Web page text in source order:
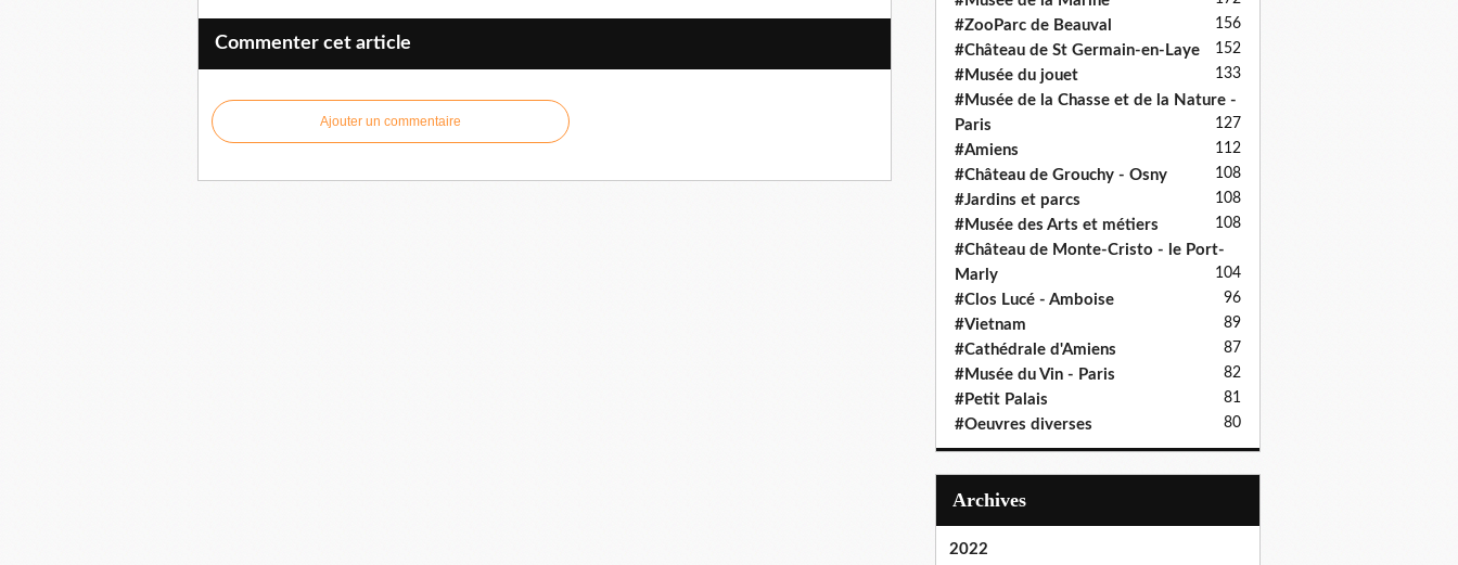
Commenter cet article
Ajouter un commentaire
#ZooParc de Beauval 156
#Château de St Germain-en-Laye 152
#Musée du jouet 133
#Musée de la Chasse et de la Nature -
Paris
127
#Amiens 112
#Château de Grouchy - Osny 108
#Jardins et parcs 108
#Musée des Arts et métiers 108
#Château de Monte-Cristo - le Port-
Marly
104
#Clos Lucé - Amboise 96
#Vietnam 89
#Cathédrale d'Amiens 87
#Musée du Vin - Paris 82
#Petit Palais 81
#Oeuvres diverses 80
Archives
2022